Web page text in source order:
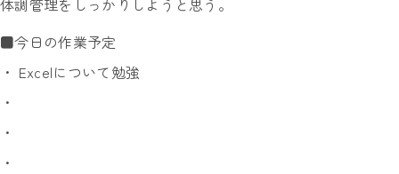
体調管理をしっかりしようと思う。
■今日の作業予定
・ Excelについて勉強
・
・
・